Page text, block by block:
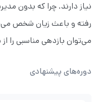
نیاز دارند. چرا که بدون
رفته و باعث زیان شخص
می‌توان بازدهی مناسبی را
دوره‌های پیشنهادی